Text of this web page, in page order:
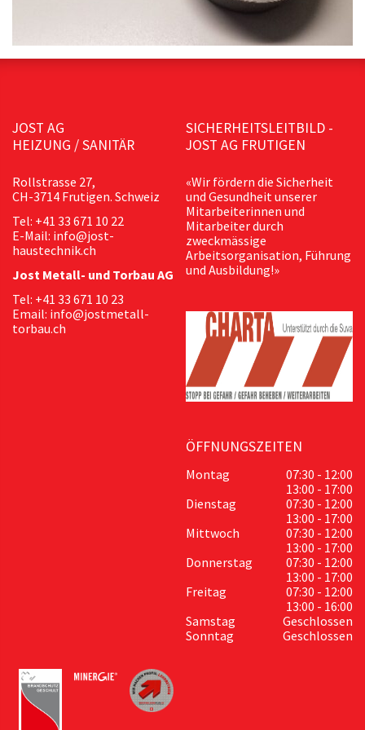
JOST AG
HEIZUNG / SANITÄR
Rollstrasse 27,
CH-3714 Frutigen. Schweiz
Tel: +41 33 671 10 22
E-Mail: info@jost-
haustechnik.ch
Jost Metall- und Torbau AG
Tel: +41 33 671 10 23
Email: info@jostmetall-
torbau.ch
SICHERHEITSLEITBILD -
JOST AG FRUTIGEN
«Wir fördern die Sicherheit
und Gesundheit unserer
Mitarbeiterinnen und
Mitarbeiter durch
zweckmässige
Arbeitsorganisation, Führung
und Ausbildung!»
ÖFFNUNGSZEITEN
Montag
07:30 - 12:00
13:00 - 17:00
Dienstag
07:30 - 12:00
13:00 - 17:00
Mittwoch
07:30 - 12:00
13:00 - 17:00
Donnerstag
07:30 - 12:00
13:00 - 17:00
Freitag
07:30 - 12:00
13:00 - 16:00
Samstag
Geschlossen
Sonntag
Geschlossen